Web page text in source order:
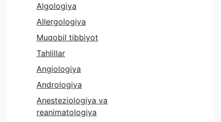
Algologiya
Allergologiya
Muqobil tibbiyot
Tahlillar
Angiologiya
Andrologiya
Anesteziologiya va
reanimatologiya